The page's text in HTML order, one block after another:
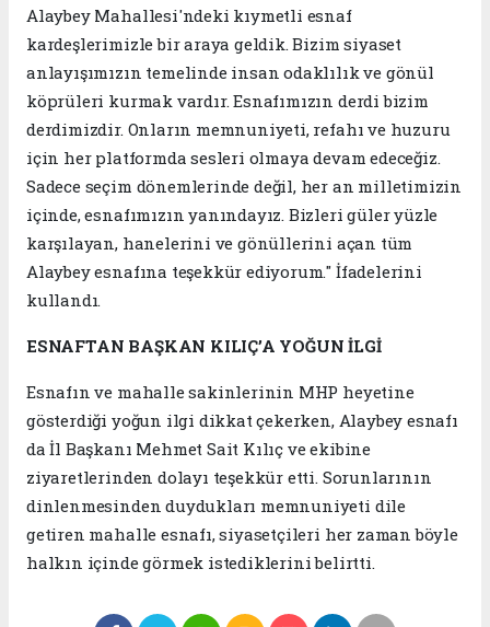
Alaybey Mahallesi'ndeki kıymetli esnaf
kardeşlerimizle bir araya geldik. Bizim siyaset
anlayışımızın temelinde insan odaklılık ve gönül
köprüleri kurmak vardır. Esnafımızın derdi bizim
derdimizdir. Onların memnuniyeti, refahı ve huzuru
için her platformda sesleri olmaya devam edeceğiz.
Sadece seçim dönemlerinde değil, her an milletimizin
içinde, esnafımızın yanındayız. Bizleri güler yüzle
karşılayan, hanelerini ve gönüllerini açan tüm
Alaybey esnafına teşekkür ediyorum." İfadelerini
kullandı.
ESNAFTAN BAŞKAN KILIÇ’A YOĞUN İLGİ
Esnafın ve mahalle sakinlerinin MHP heyetine
gösterdiği yoğun ilgi dikkat çekerken, Alaybey esnafı
da İl Başkanı Mehmet Sait Kılıç ve ekibine
ziyaretlerinden dolayı teşekkür etti. Sorunlarının
dinlenmesinden duydukları memnuniyeti dile
getiren mahalle esnafı, siyasetçileri her zaman böyle
halkın içinde görmek istediklerini belirtti.